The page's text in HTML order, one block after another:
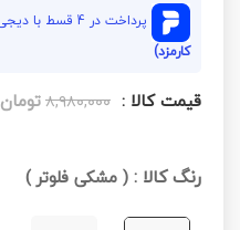
پرداخت در 4 قسط با دیجی‌پی هر قسط
کارمزد)
قیمت کالا : ۸,۹۸۰,۰۰۰تومان
رنگ کالا :(مشکی فلوتر )